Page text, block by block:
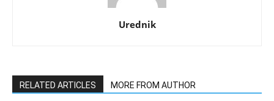
Urednik
RELATED ARTICLES MORE FROM AUTHOR